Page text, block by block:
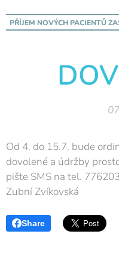
PŘÍJEM NOVÝCH PACIENTŮ
Od 4. do 15.7. bude
dovolené a údržby
pište SMS na tel.
Zubní Zvíkovská
Share